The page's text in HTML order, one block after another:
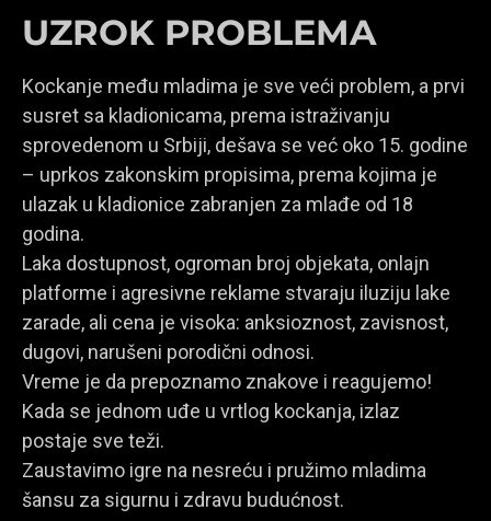
UZROK PROBLEMA
Kockanje među mladima je sve veći problem, a prvi
susret sa kladionicama, prema istraživanju
sprovedenom u Srbiji, dešava se već oko 15. godine
– uprkos zakonskim propisima, prema kojima je
ulazak u kladionice zabranjen za mlađe od 18
godina.
Laka dostupnost, ogroman broj objekata, onlajn
platforme i agresivne reklame stvaraju iluziju lake
zarade, ali cena je visoka: anksioznost, zavisnost,
dugovi, narušeni porodični odnosi.
Vreme je da prepoznamo znakove i reagujemo!
Kada se jednom uđe u vrtlog kockanja, izlaz
postaje sve teži.
Zaustavimo igre na nesreću i pružimo mladima
šansu za sigurnu i zdravu budućnost.